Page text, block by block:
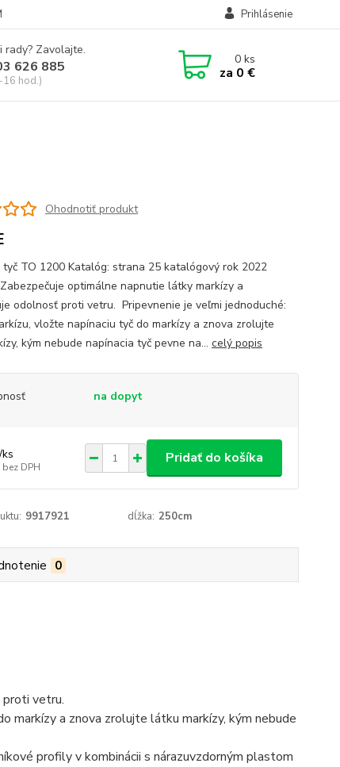
Prihlásenie
rady? Zavolajte.
626 885
hod.)
0ks
za 0 €
Ohodnotiť produkt
tyč TO 1200 Katalóg: strana 25 katalógový rok 2022
optimálne napnutie látky markízy a
odolnosť proti vetru. Pripevnenie je veľmi jednoduché:
vložte napínaciu tyč do markízy a znova zrolujte
kým nebude napínacia tyč pevne na... celý popis
na dopyt
ks
bez DPH
Pridať do košíka
9917921 dĺžka: 250cm
0
vetru.
markízy a znova zrolujte látku markízy, kým nebude
profily v kombinácii s nárazuvzdorným plastom